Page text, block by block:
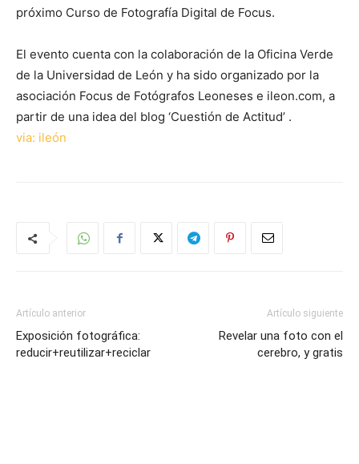
próximo Curso de Fotografía Digital de Focus.
El evento cuenta con la colaboración de la Oficina Verde
de la Universidad de León y ha sido organizado por la
asociación Focus de Fotógrafos Leoneses e ileon.com, a
partir de una idea del blog ‘Cuestión de Actitud’ .
via: ileón
Artículo anterior
Exposición fotográfica:
reducir+reutilizar+reciclar
Artículo siguiente
Revelar una foto con el
cerebro, y gratis